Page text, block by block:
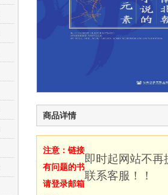
商品详情
注意：链接
有问题的书
请登录邮箱
即时起网站不
联系客服！！